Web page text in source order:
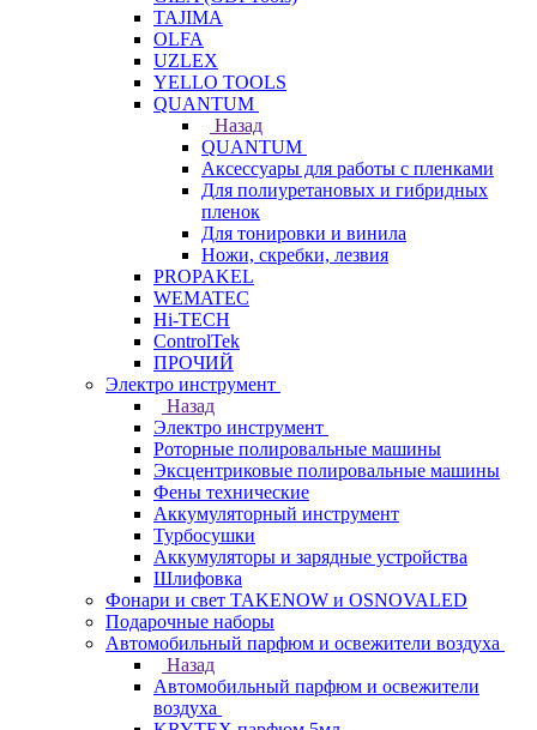
TAJIMA
OLFA
UZLEX
YELLO TOOLS
QUANTUM
Назад
QUANTUM
Аксессуары для работы с пленками
Для полиуретановых и гибридных
пленок
Для тонировки и винила
Ножи, скребки, лезвия
PROPAKEL
WEMATEC
Hi-TECH
ControlTek
ПРОЧИЙ
Электро инструмент
Назад
Электро инструмент
Роторные полировальные машины
Эксцентриковые полировальные машины
Фены технические
Аккумуляторный инструмент
Турбосушки
Аккумуляторы и зарядные устройства
Шлифовка
Фонари и свет TAKENOW и OSNOVALED
Подарочные наборы
Автомобильный парфюм и освежители воздуха
Назад
Автомобильный парфюм и освежители
воздуха